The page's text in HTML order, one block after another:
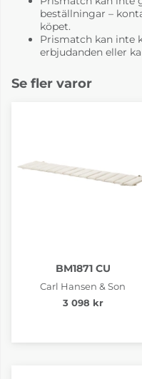
beställningar –
köpet.
Prismatch kan inte
erbjudanden eller
Se fler varor
BM1871 CU
Carl Hansen & Son
3 098 kr